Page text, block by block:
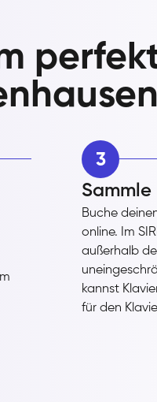
3
Buche
online. Im
außerhalb
kannst
für den